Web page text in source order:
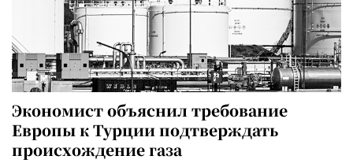
Экономист объяснил требование
Европы к Турции подтверждать
происхождение газа